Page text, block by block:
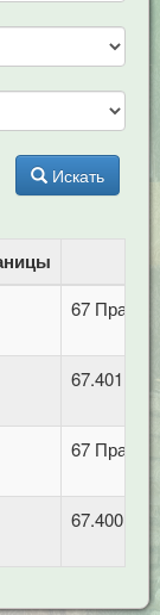
Искать
67 Право.
67.401
67 Право.
67.400.7